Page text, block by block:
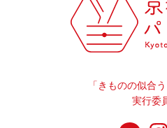
「きものの似合
実行委